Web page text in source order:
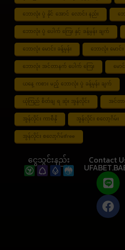
ဘောလုံး ပွဲ နိုင် အောင် လောင်း နည်း ဘ
ဘောလုံး ပွဲ ပေါက် ကြေး နှင့် ခန့်မှန်း ချက်
ဘောလုံး မောင်း ခန့်မှန်း ဘောလုံး မော
ဘောလုံး အင်တာနက် ပေါက် ကြေး မော
ယနေ့ ကစား မည့် ဘောလုံး ပွဲ ခန့်မှန်း ချက်
ယုံကြည် စိတ်ချ ရ ဆုံး အွန်လိုင်း အင်တာ
အွန်လိုင်း ကာစီနို အွန်လိုင်း စလော့ဂိမ်း
အွန်လိုင်း စလော့ဂိမ်းfree
ငွေသွင်းနည်း Contact